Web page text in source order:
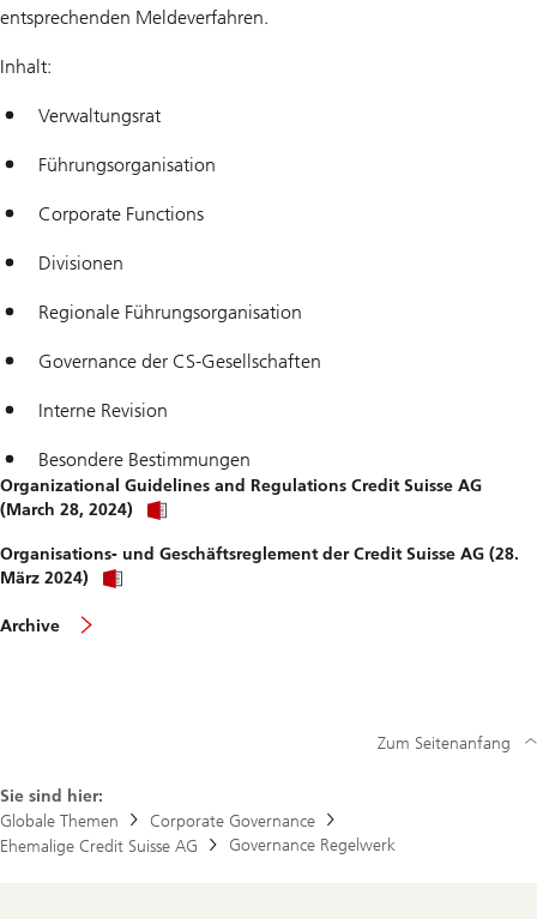
entsprechenden Meldeverfahren.
Inhalt:
Verwaltungsrat
Führungsorganisation
Corporate Functions
Divisionen
Regionale Führungsorganisation
Governance der CS-​Gesellschaften
Interne Revision
Besondere Bestimmungen
Organizational Guidelines and Regulations Credit Suisse AG
(March 28, 2024)
Organisations- und Geschäftsreglement der Credit Suisse AG (28.
März 2024)
Archive
Sie sind hier:
Globale Themen
Corporate Governance
Ehemalige Credit Suisse AG
Governance Regelwerk
Zum Seitenanfang